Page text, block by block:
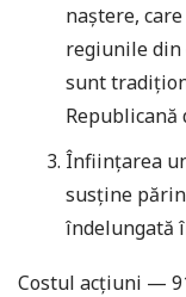
naştere,
regiunile din
sunt
Republicană
Înfiinţarea
susţine
îndelungată
Costul acţiuni —